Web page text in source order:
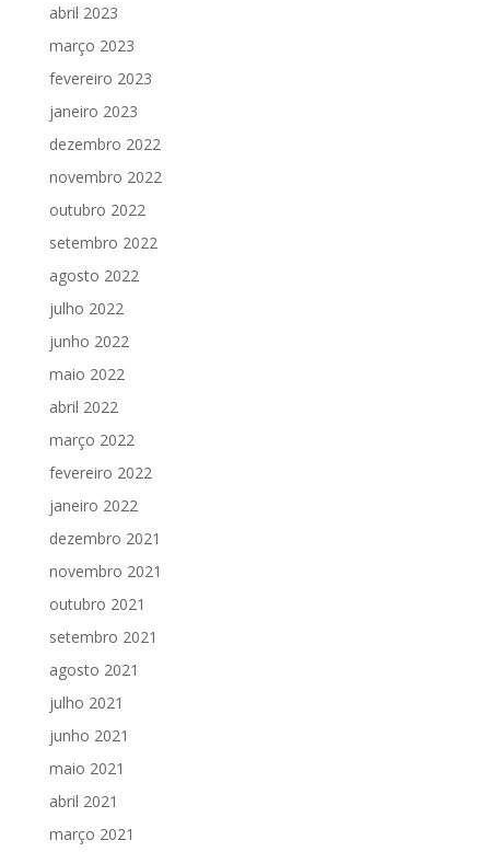
abril 2023
março 2023
fevereiro 2023
janeiro 2023
dezembro 2022
novembro 2022
outubro 2022
setembro 2022
agosto 2022
julho 2022
junho 2022
maio 2022
abril 2022
março 2022
fevereiro 2022
janeiro 2022
dezembro 2021
novembro 2021
outubro 2021
setembro 2021
agosto 2021
julho 2021
junho 2021
maio 2021
abril 2021
março 2021